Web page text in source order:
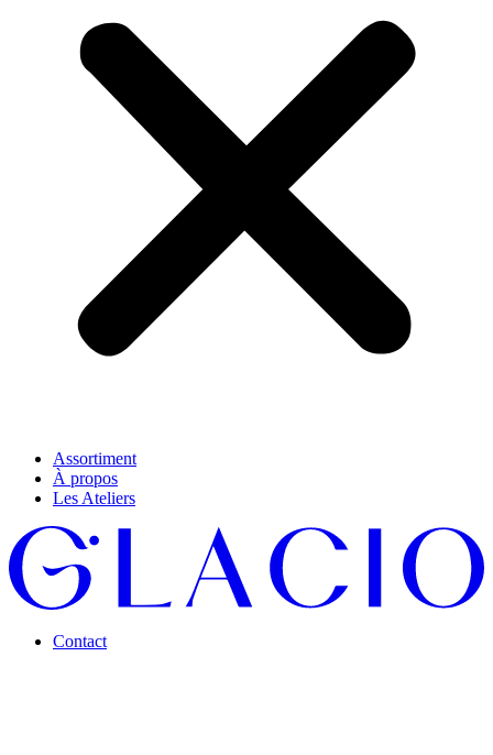
Assortiment
À propos
Les Ateliers
Contact